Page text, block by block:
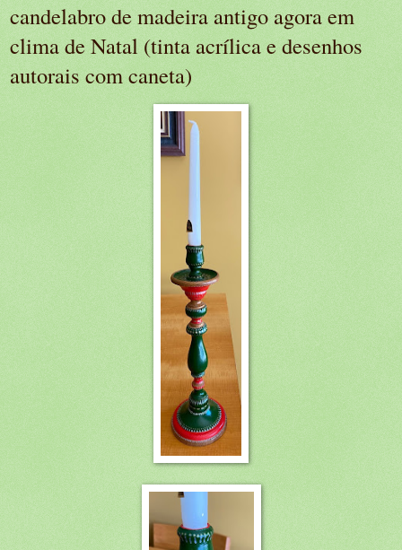
candelabro de madeira antigo agora em
clima de Natal (tinta acrílica e desenhos
autorais com caneta)